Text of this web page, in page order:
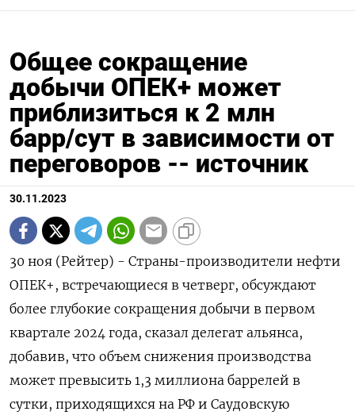
Общее сокращение
добычи ОПЕК+ может
приблизиться к 2 млн
барр/сут в зависимости от
переговоров -- источник
30.11.2023
30 ноя (Рейтер) - Страны-производители нефти
ОПЕК+, встречающиеся в четверг, обсуждают
более глубокие сокращения добычи в первом
квартале 2024 года, сказал делегат альянса,
добавив, что объем снижения производства
может превысить 1,3 миллиона баррелей в
сутки, приходящихся на РФ и Саудовскую